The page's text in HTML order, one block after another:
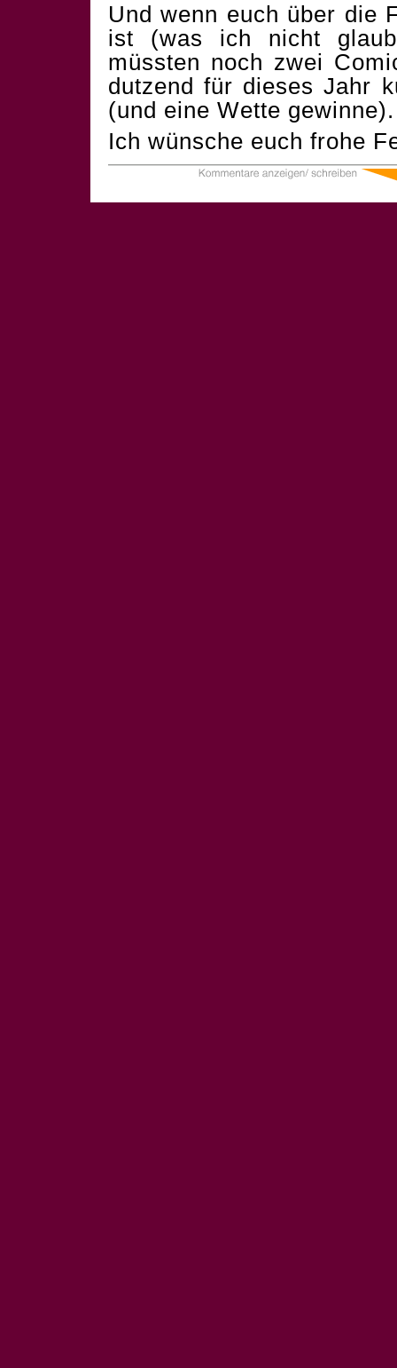
Und wenn euch über die
ist (was ich nicht
müssten noch zwei
dutzend für dieses Jahr
(und eine Wette
Ich wünsche euch frohe